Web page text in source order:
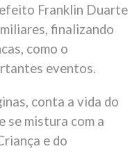
Franklin Duarte
finalizando
como o
eventos.
conta a vida do
se mistura com a
e do